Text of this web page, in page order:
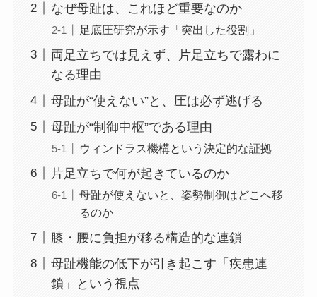
なぜ母趾は、これほど重要なのか
足底圧研究が示す「突出した役割」
両足立ちでは見えず、片足立ちで露わに
なる理由
母趾が“使えない”と、圧は必ず逃げる
母趾が“制御中枢”である理由
ウィンドラス機構という決定的な証拠
片足立ちで何が起きているのか
母趾が使えないと、姿勢制御はどこへ移
るのか
膝・腰に負担が移る構造的な連鎖
母趾機能の低下が引き起こす「疾患連
鎖」という視点